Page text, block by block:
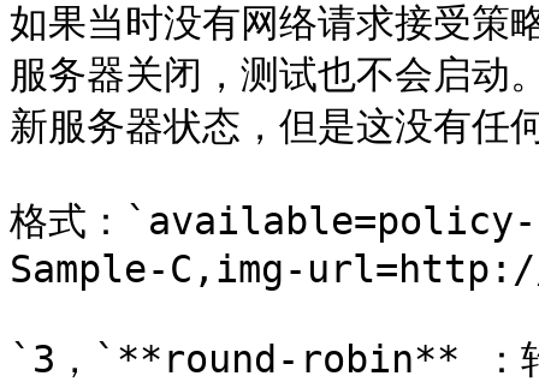
如果当时没有网络请求接受策
服务器关闭，测试也不会启动
新服务器状态，但是这没有任
格式：`available=policy-
Sample-C,img-
`3，`**round-robin** ：轮